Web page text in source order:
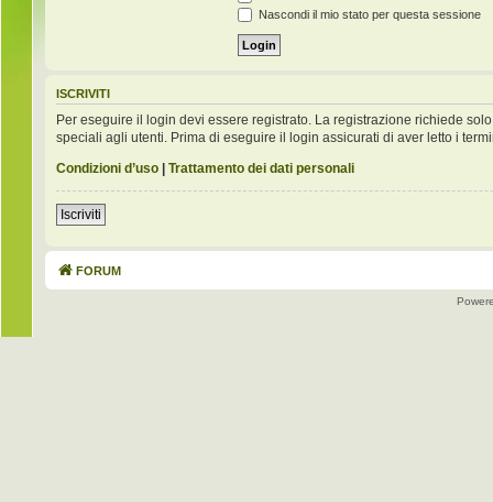
Nascondi il mio stato per questa sessione
ISCRIVITI
Per eseguire il login devi essere registrato. La registrazione richiede
speciali agli utenti. Prima di eseguire il login assicurati di aver letto i
Condizioni d’uso | Trattamento dei dati personali
Iscriviti
FORUM